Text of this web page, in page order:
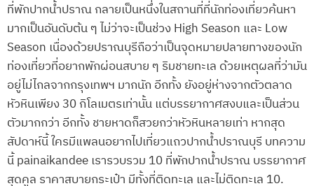
ที่พักปากน้ำปราณ กลายเป็นหนึ่งในสถานที่ที่นักท่องเที่ยวค้นหา
มากเป็นอันดับต้น ๆ ไม่ว่าจะเป็นช่วง High Season และ Low
Season เนื่องด้วยปราณบุรีถือว่าเป็นจุดหมายปลายทางของนัก
ท่องเที่ยวที่อยากพักผ่อนสบาย ๆ ริมชายทะเล ด้วยเหตุผลที่ว่ามัน
อยู่ไม่ไกลจากกรุงเทพฯ มากนัก อีกทั้ง ยังอยู่ห่างจากตัวตลาด
หัวหินเพียง 30 กิโลเมตรเท่านั้น แต่บรรยากาศสงบและเป็นส่วน
ตัวมากกว่า อีกทั้ง ชายหาดก็สวยกว่าหัวหินหลายเท่า หากสุด
สัปดาห์นี้ ใครมีแพลนอยากไปเที่ยวแถวปากน้ำปราณบุรี บทความ
นี้ painaikandee เรารวบรวม 10 ที่พักปากน้ำปราณ บรรยากาศ
สุดคูล ราคาสบายกระเป๋า มีทั้งที่ติดทะเล และไม่ติดทะเล 10.